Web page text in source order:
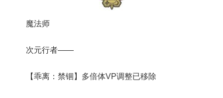
魔法师
次元行者——
【乖离：禁锢】多倍体VP调整已移除